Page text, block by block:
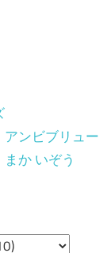
アンビブリュー
まか いぞう